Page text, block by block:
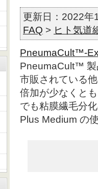
更新日：2022
FAQ > ヒト気道
PneumaCult™-
PneumaCult™ 製
市販されている
倍加が少なくと
でも粘膜繊毛分
Plus Medium の